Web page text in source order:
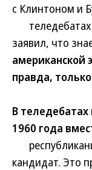
с Клинтоном и
теледебатах
заявил, что
американской
правда,
В
1960 года
кандидат. Это